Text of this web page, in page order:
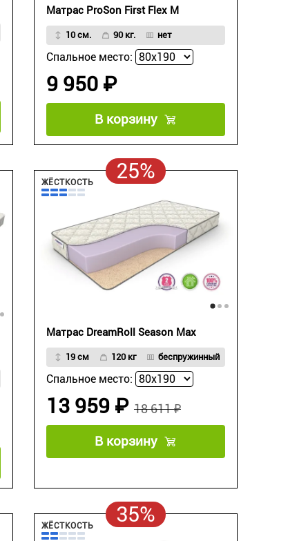
Матрас ProSon First Flex M
10 см. 90 кг. нет
Спальное место:
9 950 ₽
В корзину
25%
ЖЁСТКОСТЬ
Матрас DreamRoll Season Max
19 см 120 кг беспружинный
Спальное место:
18 611 ₽
13 959 ₽
В корзину
35%
ЖЁСТКОСТЬ